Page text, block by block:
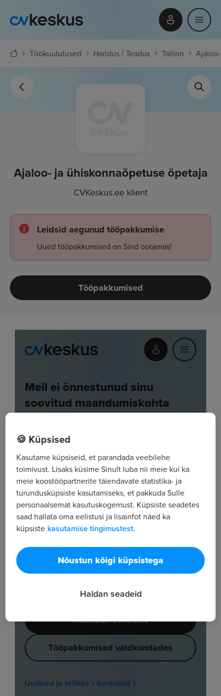
Töökuulutused Haridus / Teadus Tallinn
Ajaloo- ja ühiskonnaõpetuse õpetaja
CVKeskus.ee klient
Leidsid aegunud tööpakkumise
Uued tööpakkumised on Sind ootamas!
Tööpakkumised
🍪 Küpsised
Kasutame küpsiseid, et parandada veebilehe
toimivust. Lisaks küsime Sinult luba nii meie kui ka
meie koostööpartnerite täiendavate statistika- ja
turundusküpsiste kasutamiseks, et pakkuda Sulle
personaalsemat kasutuskogemust. Küpsiste seadetes
saad hallata oma eelistusi ja lisainfot näed ka
küpsiste kasutamise tingimustest.
Nõustun kõigi küpsistega
Haldan seadeid